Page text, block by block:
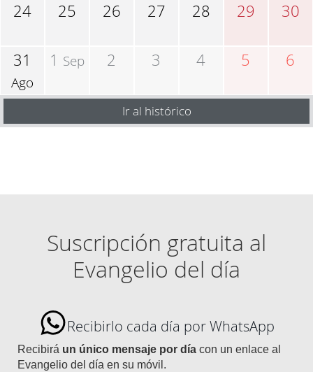
24 25 26 27 28 29 30
31
Ago
1 Sep 2 3 4 5 6
Ir al histórico
Suscripción gratuita al
Evangelio del día
Recibirlo cada día por WhatsApp
Recibirá un único mensaje por día con un enlace al
Evangelio del día en su móvil.